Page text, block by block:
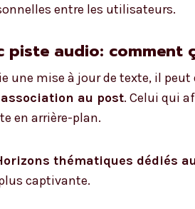
entre les utilisateurs.
piste audio: comment
une mise à jour de texte, il
au post. Celui qui
en arrière-plan.
thématiques dédiés
captivante.